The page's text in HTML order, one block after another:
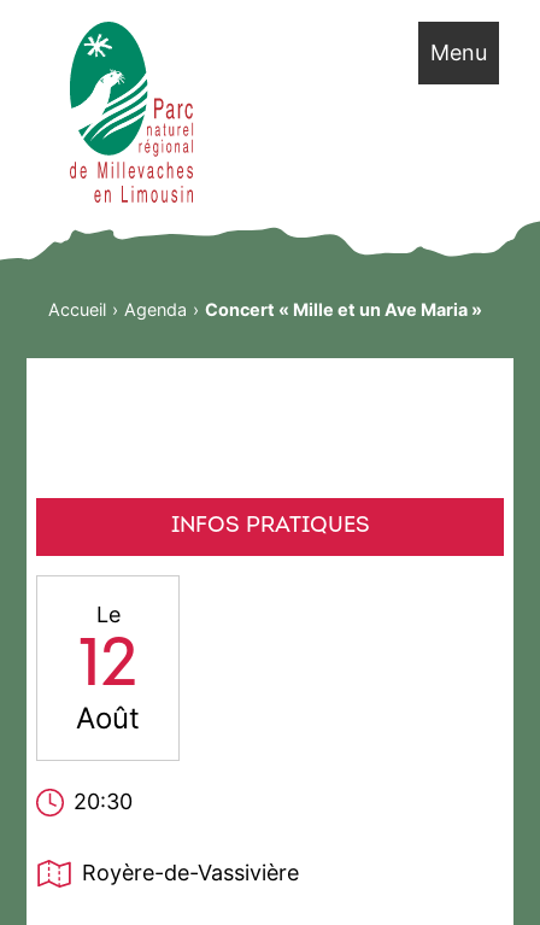
Menu
Accueil Agenda Concert « Mille et un Ave Maria »
INFOS PRATIQUES
Le
12
Août
20:30
Royère-de-Vassivière